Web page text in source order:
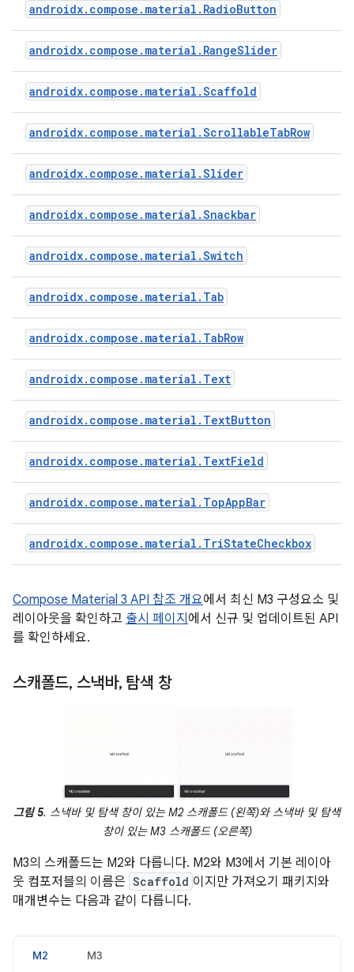
androidx.compose.material.RadioButton
androidx.compose.material.RangeSlider
androidx.compose.material.Scaffold
androidx.compose.material.ScrollableTabRow
androidx.compose.material.Slider
androidx.compose.material.Snackbar
androidx.compose.material.Switch
androidx.compose.material.Tab
androidx.compose.material.TabRow
androidx.compose.material.Text
androidx.compose.material.TextButton
androidx.compose.material.TextField
androidx.compose.material.TopAppBar
androidx.compose.material.TriStateCheckbox
Compose Material 3 API 참조 개요에서 최신 M3 구성요소 및
레이아웃을 확인하고 출시 페이지 에서 신규 및 업데이트된 API
를 확인하세요.
스캐폴드, 스낵바, 탐색 창
그림 5. 스낵바 및 탐색 창이 있는 M2 스캐폴드 (왼쪽)와 스낵바 및 탐색
창이 있는 M3 스캐폴드 (오른쪽)
M3의 스캐폴드는 M2와 다릅니다. M2와 M3에서 기본 레이아
웃 컴포저블의 이름은 Scaffold 이지만 가져오기 패키지와
매개변수는 다음과 같이 다릅니다.
M2 M3